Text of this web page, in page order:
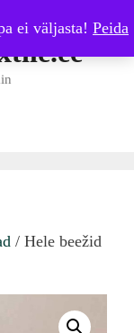
ei väljasta! Peida
/ Hele beežid